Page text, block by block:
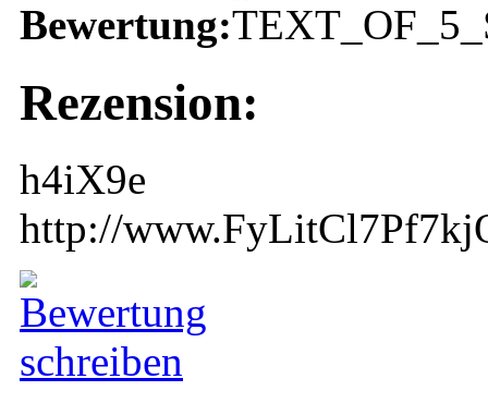
Bewertung:
Rezension:
h4iX9e
http://